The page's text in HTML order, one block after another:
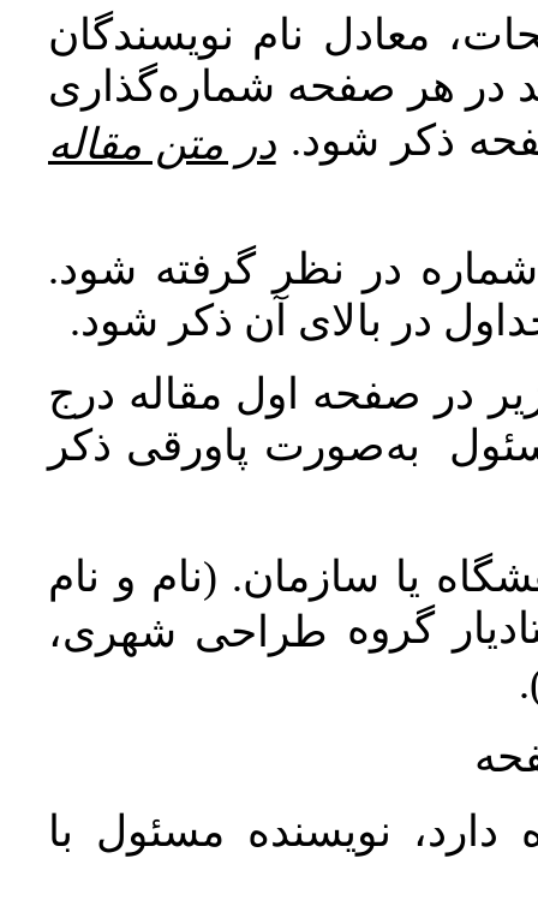
معادل نام نویسندگان
در هر صفحه شماره‌گذاری
ذکر شود. در متن مقاله
در نظر گرفته شود.
در بالای آن ذکر شود.
در صفحه اول مقاله درج
به‌صورت پاورقی ذکر
یا سازمان. (نام و نام
گروه طراحی شهری،
نویسنده مسئول با